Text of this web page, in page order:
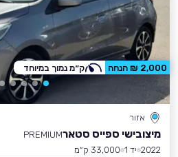
אזור
מיצובישי ספייס סטארPREMIUM
2022 יד 1
33,000 ק״מ
2,000 ₪ הנחה ק״מ נמוך במיוחד